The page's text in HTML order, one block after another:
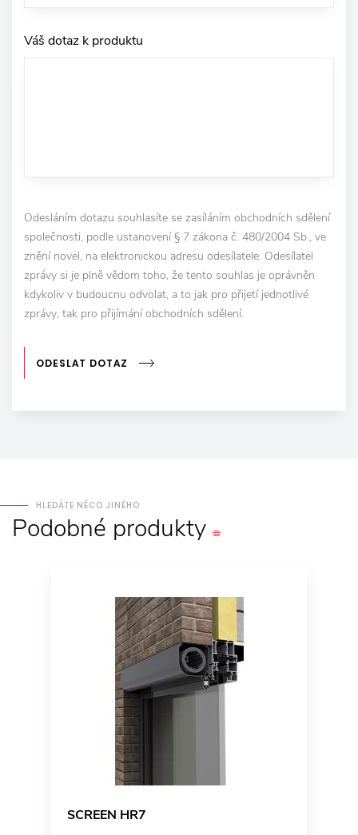
Váš dotaz k produktu
Odesláním dotazu souhlasíte se zasíláním obchodních sdělení
společnosti, podle ustanovení § 7 zákona č. 480/2004 Sb., ve
znění novel, na elektronickou adresu odesílatele. Odesílatel
zprávy si je plně vědom toho, že tento souhlas je oprávněn
kdykoliv v budoucnu odvolat, a to jak pro přijetí jednotlivé
zprávy, tak pro přijímání obchodních sdělení.
ODESLAT DOTAZ
HLEDÁTE NĚCO JINÉHO
Podobné produkty
SCREEN HR7